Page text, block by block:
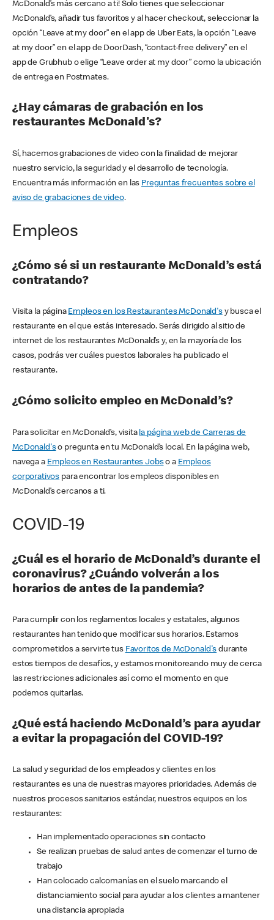
McDonald’s más cercano a ti! Solo tienes que seleccionar
McDonald’s, añadir tus favoritos y al hacer checkout, seleccionar la
opción “Leave at my door” en el app de Uber Eats, la opción “Leave
at my door” en el app de DoorDash, “contact-free delivery” en el
app de Grubhub o elige “Leave order at my door” como la ubicación
de entrega en Postmates.
¿Hay cámaras de grabación en los
restaurantes McDonald's?
Sí, hacemos grabaciones de video con la finalidad de mejorar
nuestro servicio, la seguridad y el desarrollo de tecnología.
Encuentra más información en las Preguntas frecuentes sobre el
aviso de grabaciones de video.
Empleos
¿Cómo sé si un restaurante McDonald’s está
contratando?
Visita la página Empleos en los Restaurantes McDonald'sy busca el
restaurante en el que estás interesado. Serás dirigido al sitio de
internet de los restaurantes McDonald’s y, en la mayoría de los
casos, podrás ver cuáles puestos laborales ha publicado el
restaurante.
¿Cómo solicito empleo en McDonald’s?
Para solicitar en McDonald’s, visita la página web de Carreras de
McDonald'so pregunta en tu McDonald’s local. En la página web,
navega a Empleos en Restaurantes Jobso a Empleos
corporativos para encontrar los empleos disponibles en
McDonald’s cercanos a ti.
COVID-19
¿Cuál es el horario de McDonald’s durante el
coronavirus? ¿Cuándo volverán a los
horarios de antes de la pandemia?
Para cumplir con los reglamentos locales y estatales, algunos
restaurantes han tenido que modificar sus horarios. Estamos
comprometidos a servirte tus Favoritos de McDonald's durante
estos tiempos de desafíos, y estamos monitoreando muy de cerca
las restricciones adicionales así como el momento en que
podemos quitarlas.
¿Qué está haciendo McDonald’s para ayudar
a evitar la propagación del COVID-19?
La salud y seguridad de los empleados y clientes en los
restaurantes es una de nuestras mayores prioridades. Además de
nuestros procesos sanitarios estándar, nuestros equipos en los
restaurantes:
Han implementado operaciones sin contacto
Se realizan pruebas de salud antes de comenzar el turno de
trabajo
Han colocado calcomanías en el suelo marcando el
distanciamiento social para ayudar a los clientes a mantener
una distancia apropiada